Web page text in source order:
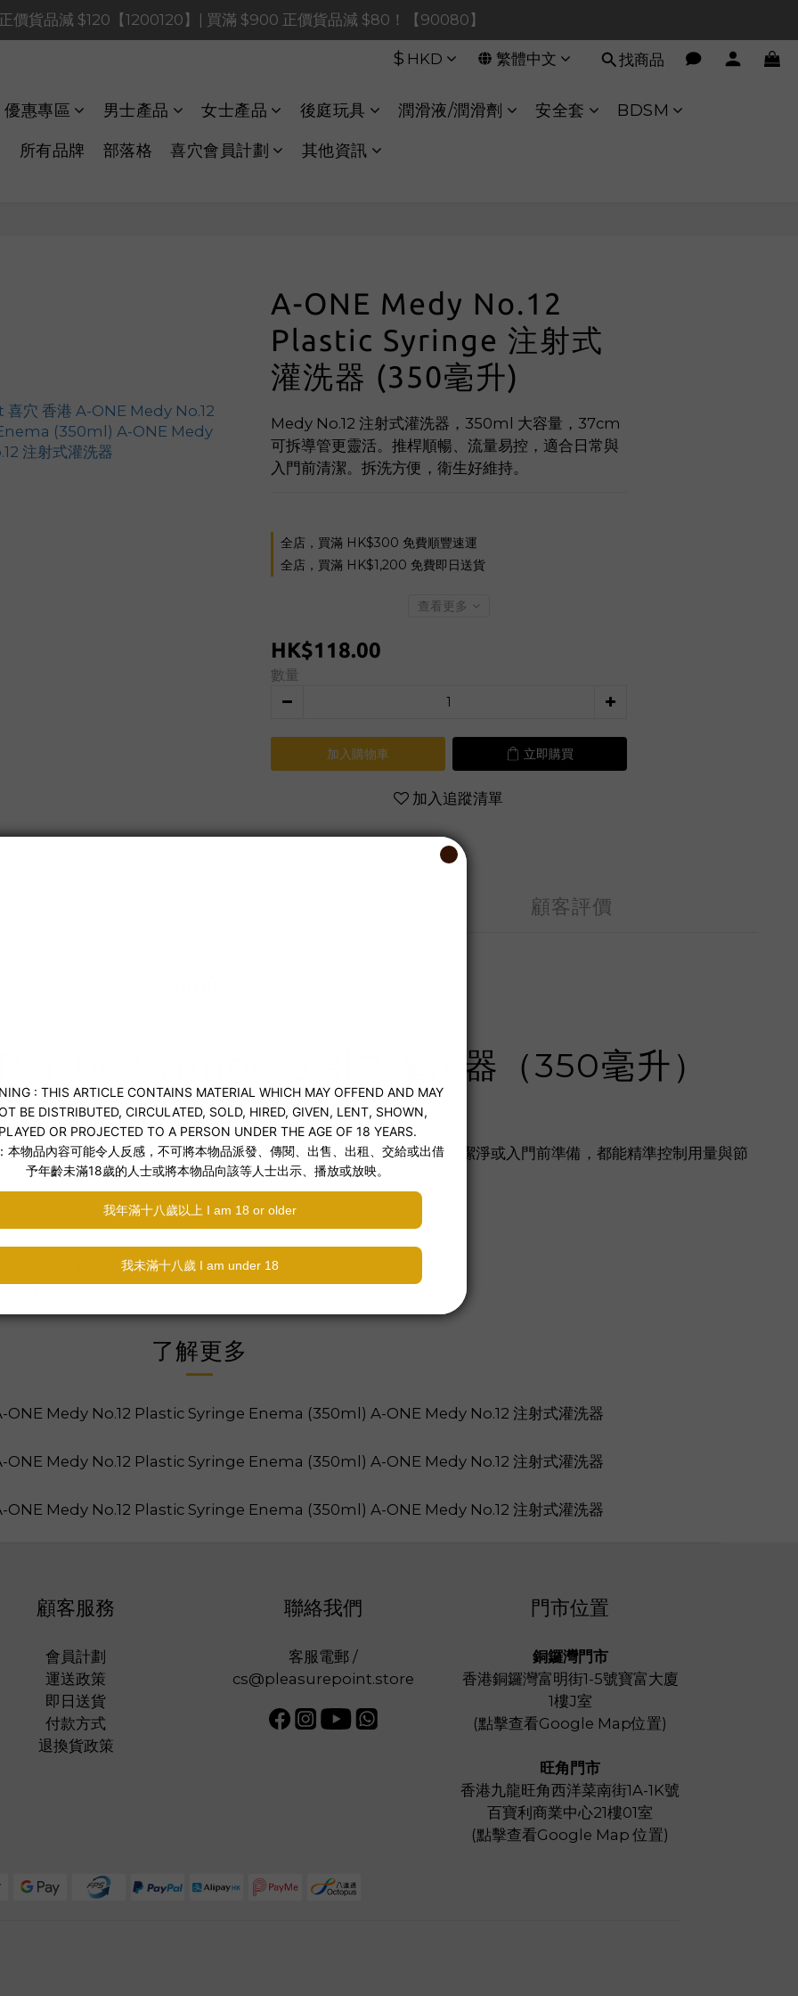
價貨品減 $120【1200120】| 買滿 $900 正價貨品減 $80！【90080】
價貨品減 $120【1200120】| 買滿 $900 正價貨品減 $80！【90080】
正價貨品減 $40【60040】| 買滿 $400 正價貨品減 $20【40020】
Payments FPS將於 2026 年 8 月 9 日（日）凌晨 01:00 至 11:00 暫停交易
價貨品減 $120【1200120】| 買滿 $900 正價貨品減 $80！【90080】
$ HKD 繁體中文 找商品
優惠專區 男士產品 女士產品 後庭玩具 潤滑液/潤滑劑 安全套 BDSM
所有品牌 部落格 喜穴會員計劃 其他資訊
A-ONE Medy No.12
Plastic Syringe 注射式
灌洗器 (350毫升)
Medy No.12 注射式灌洗器，350ml 大容量，37cm
可拆導管更靈活。推桿順暢、流量易控，適合日常與
入門前清潔。拆洗方便，衛生好維持。
全店，買滿 HK$300 免費順豐速運
全店，買滿 HK$1,200 免費即日送貨
查看更多
HK$118.00
數量
加入購物車 立即購買
加入追蹤清單
顧客評價
Syringe 注射式灌洗器（350毫升）
｜推桿順暢、好掌控
，角度更靈活、清潔更到位。順滑推桿帶來穩定水流，無論是日常潔淨或入門前準備，都能精準控制用量與節
了解更多
顧客服務
會員計劃
運送政策
即日送貨
付款方式
退換貨政策
聯絡我們
客服電郵 /
cs@pleasurepoint.store
門市位置
銅鑼灣門市
香港銅鑼灣富明街1-5號寶富大廈
1樓J室
(點擊查看Google Map位置)
旺角門市
香港九龍旺角西洋菜南街1A-1K號
百寶利商業中心21樓01室
(點擊查看Google Map 位置)